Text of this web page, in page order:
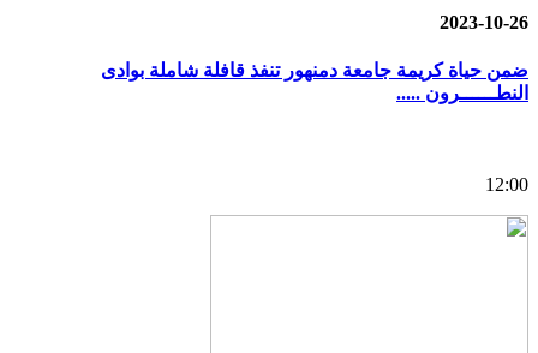
2023-10-26
ضمن حياة كريمة جامعة دمنهور تنفذ قافلة شاملة بوادى
النطــــــرون .....
12:00